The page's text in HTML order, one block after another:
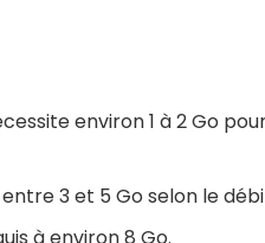
environ 1 à 2 Go
3 et 5 Go selon le
à environ 8 Go.